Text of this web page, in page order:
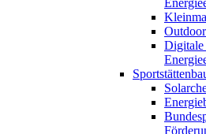
Digitale